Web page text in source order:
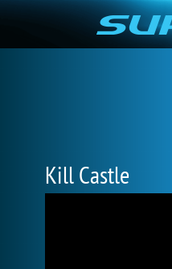
Kill Castle